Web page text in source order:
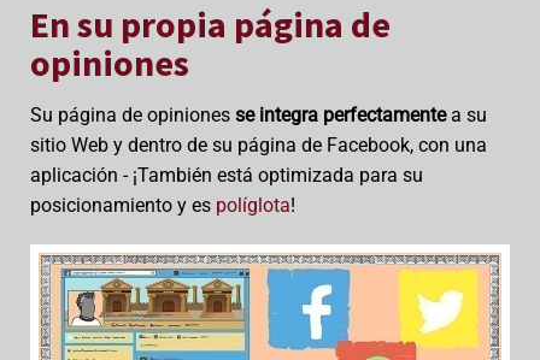
En su propia página de
opiniones
Su página de opiniones se integra perfectamentea su
sitio Web y dentro de su página de Facebook, con una
aplicación - ¡También está optimizada para su
posicionamiento y es políglota!